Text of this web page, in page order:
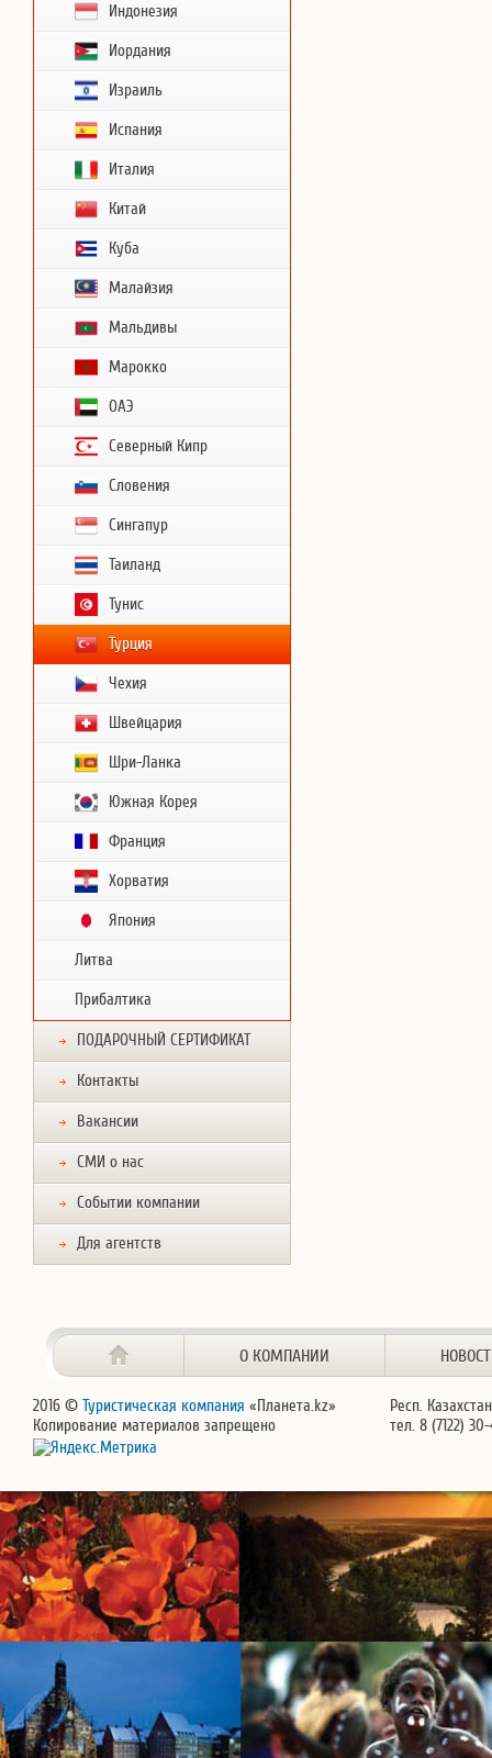
Индонезия
Иордания
Израиль
Испания
Италия
Китай
Куба
Малайзия
Мальдивы
Марокко
ОАЭ
Северный Кипр
Словения
Сингапур
Таиланд
Тунис
Турция
Чехия
Швейцария
Шри-Ланка
Южная Корея
Франция
Хорватия
Япония
Литва
Прибалтика
ПОДАРОЧНЫЙ СЕРТИФИКАТ
Контакты
Вакансии
СМИ о нас
Событии компании
Для агентств
О КОМПАНИИ
2016 © Туристическая компания «Планета.kz»
Копирование материалов запрещено
Респ.
тел. 8 (7122)